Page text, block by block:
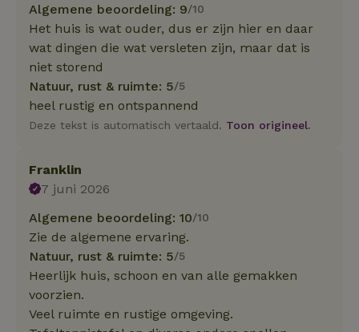
Algemene beoordeling: 9/10
Het huis is wat ouder, dus er zijn hier en daar
wat dingen die wat versleten zijn, maar dat is
niet storend
Natuur, rust & ruimte: 5/5
heel rustig en ontspannend
Deze tekst is automatisch vertaald. Toon origineel.
Franklin
7 juni 2026
Algemene beoordeling: 10/10
Zie de algemene ervaring.
Natuur, rust & ruimte: 5/5
Heerlijk huis, schoon en van alle gemakken
voorzien.
Veel ruimte en rustige omgeving.